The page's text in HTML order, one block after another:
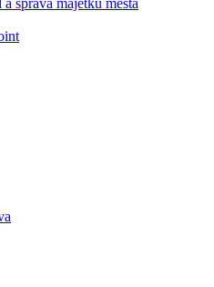
a správa majetku města